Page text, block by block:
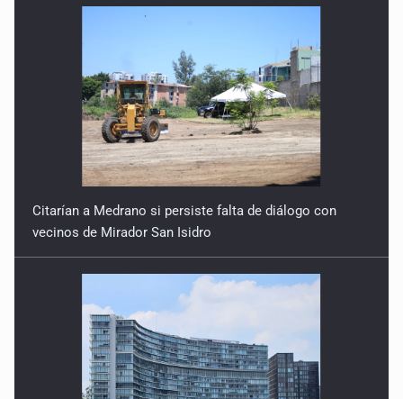
Citarían a Medrano si persiste falta de diálogo con
vecinos de Mirador San Isidro